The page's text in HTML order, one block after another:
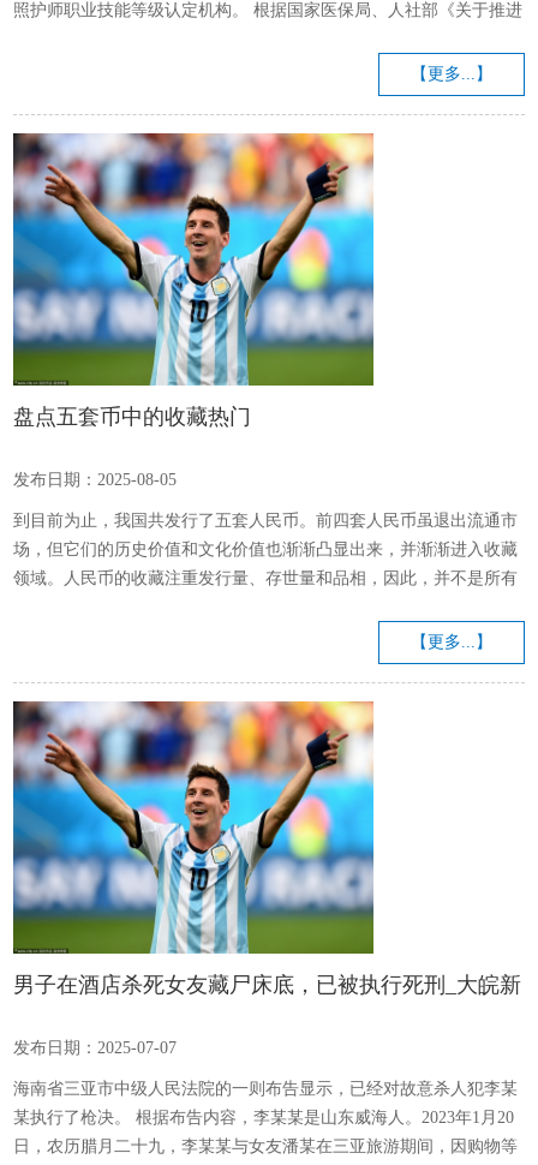
照护师职业技能等级认定机构。 根据国家医保局、人社部《关于推进
要求，积极构建科学化、社会化、多元化的长期照护师技能人才评价
体系，拓展技能人才职业发展通道，切实提升长期照护师的能力水
护服务质量，更好保障长期护理保险待遇享受人员权益。 我省对长期
照护师职业技...
【更多...】
盘点五套币中的收藏热门
发布日期：2025-08-05
到目前为止，我国共发行了五套人民币。前四套人民币虽退出流通市
场，但它们的历史价值和文化价值也渐渐凸显出来，并渐渐进入收藏
领域。人民币的收藏注重发行量、存世量和品相，因此，并不是所有
收藏最热 第一套人民币仍是收藏最热。第一套人民币最大总量是72亿
张！但是，由于回收、销毁彻底，特别是当时人们生活水平低、缺乏
2000张，有一半的品种在1000张之内，最少的约50-60张，集齐整...
【更多...】
男子在酒店杀死女友藏尸床底，已被执行死刑_大皖新
发布日期：2025-07-07
海南省三亚市中级人民法院的一则布告显示，已经对故意杀人犯李某
某执行了枪决。 根据布告内容，李某某是山东威海人。2023年1月20
日，农历腊月二十九，李某某与女友潘某在三亚旅游期间，因购物等